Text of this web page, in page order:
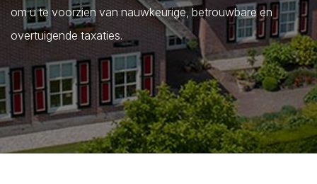
om u te voorzien van nauwkeurige, betrouwbare en
overtuigende taxaties.